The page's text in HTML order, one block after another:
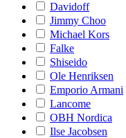
Davidoff
Jimmy Choo
Michael Kors
Falke
Shiseido
Ole Henriksen
Emporio Armani
Lancome
OBH Nordica
Ilse Jacobsen